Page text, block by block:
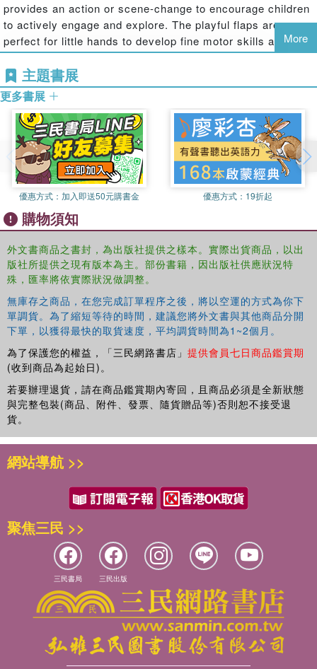
provides an action or scene-change to encourage children
to actively engage and explore. The playful flaps are
perfect for little hands to develop fine motor skills and
hand-eye coordination.
Original concept and illustration by Dan Green.
The Busy Day series: Introduces the world Boosts motor
skills
Recommended for children aged 2+
Also available in the Busy Day series: Astronaut Athlete
Builder Chef Farmer Firefighter Footballer Train Driver Vet
More
主題書展
更多書展
優惠方式： 加入即送50元購書金 優惠方式： 19折起
購物須知
外文書商品之書封，為出版社提供之樣本。實際出貨商品，以出
版社所提供之現有版本為主。部份書籍，因出版社供應狀況特
殊，匯率將依實際狀況做調整。
無庫存之商品，在您完成訂單程序之後，將以空運的方式為你下
單調貨。為了縮短等待的時間，建議您將外文書與其他商品分開
下單，以獲得最快的取貨速度，平均調貨時間為1~2個月。
為了保護您的權益，「三民網路書店」 提供會員七日商品鑑賞期
(收到商品為起始日)。
若要辦理退貨，請在商品鑑賞期內寄回，且商品必須是全新狀態
與完整包裝(商品、附件、發票、隨貨贈品等)否則恕不接受退
貨。
網站導航 >>
聚焦三民 >>
三民書局 三民出版